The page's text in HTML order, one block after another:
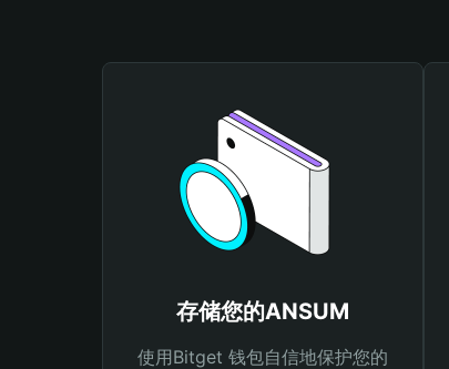
存储您的ANSUM
使用Bitget 钱包自信地保护您的